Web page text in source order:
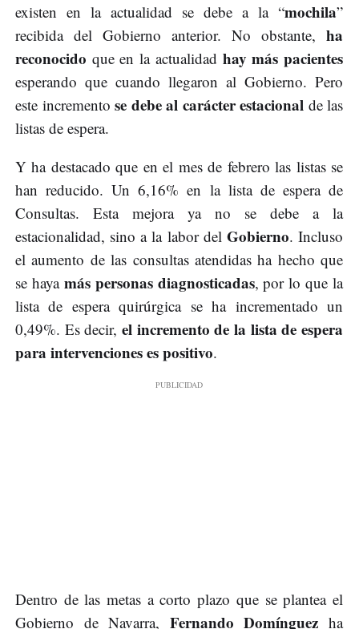
existen en la actualidad se debe a la “mochila”
recibida del Gobierno anterior. No obstante, ha
reconocido que en la actualidad hay más pacientes
esperando que cuando llegaron al Gobierno. Pero
este incremento se debe al carácter estacional de las
listas de espera.
Y ha destacado que en el mes de febrero las listas se
han reducido. Un 6,16% en la lista de espera de
Consultas. Esta mejora ya no se debe a la
estacionalidad, sino a la labor del Gobierno. Incluso
el aumento de las consultas atendidas ha hecho que
se haya más personas diagnosticadas, por lo que la
lista de espera quirúrgica se ha incrementado un
0,49%. Es decir, el incremento de la lista de espera
para intervenciones es positivo.
Dentro de las metas a corto plazo que se plantea el
Gobierno de Navarra, Fernando Domínguez ha